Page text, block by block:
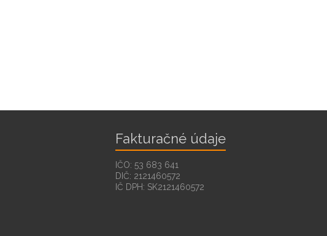
Fakturačné údaje
IČO: 53 683 641
DIČ: 2121460572
IČ DPH: SK2121460572